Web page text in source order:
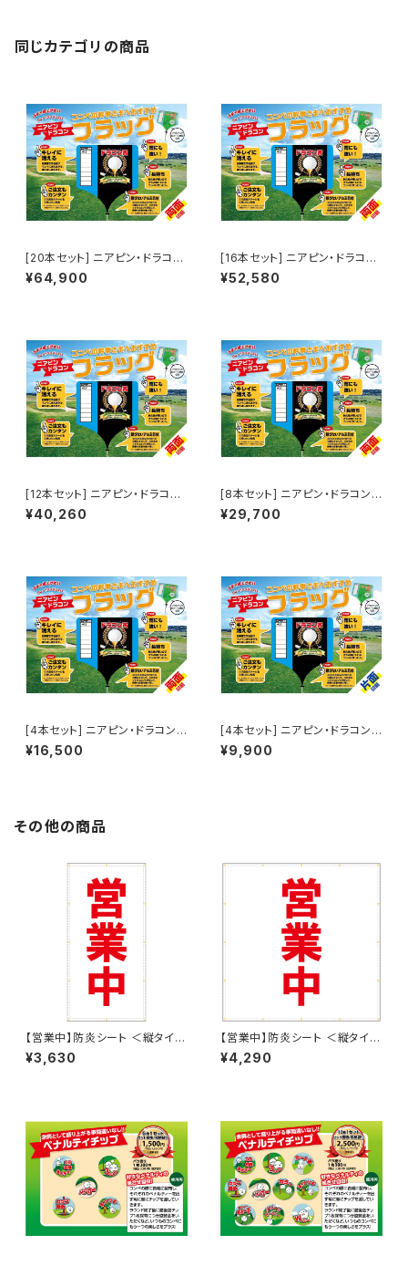
同じカテゴリの商品
[20本セット] ニアピン・ドラコン
フラッグ（両面印刷）
¥64,900
[16本セット] ニアピン・ドラコン
フラッグ（両面印刷）
¥52,580
[12本セット] ニアピン・ドラコン
フラッグ（両面印刷）
¥40,260
[8本セット] ニアピン・ドラコンフ
ラッグ（両面印刷）
¥29,700
[4本セット] ニアピン・ドラコンフ
ラッグ（両面印刷）
¥16,500
[4本セット] ニアピン・ドラコンフ
ラッグ（片面印刷）
¥9,900
その他の商品
【営業中】防炎シート ＜縦タイプ
w900mm ✕ h1800mm＞ タ
ーポリン製 足場幕 養生幕 横断
¥3,630
【営業中】防炎シート ＜縦タイプ
w1800mm ✕ h1800mm＞ タ
ーポリン製 足場幕 養生幕 横断
¥4,290